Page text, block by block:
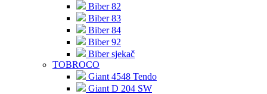
Biber 82
Biber 83
Biber 84
Biber 92
Biber sjekač
TOBROCO
Giant 4548 Tendo
Giant D 204 SW